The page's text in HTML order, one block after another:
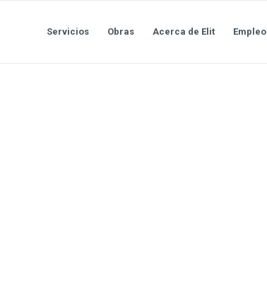
Servicios Obras Acerca de Elit Empleo